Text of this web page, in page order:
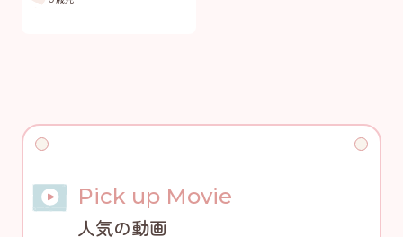
Pick up Movie
人気の動画